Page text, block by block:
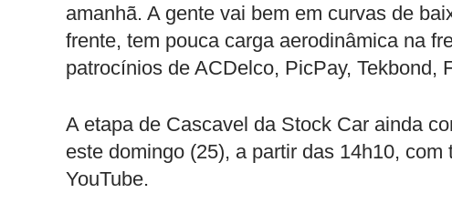
amanhã. A gente vai bem em curvas de
frente, tem pouca carga aerodinâmica na
patrocínios de ACDelco, PicPay, Tekbond,
A etapa de Cascavel da Stock Car ainda
este domingo (25), a partir das 14h10,
YouTube.